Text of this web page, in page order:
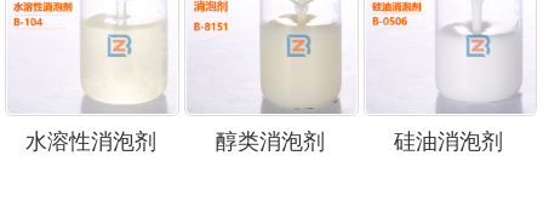
水溶性消泡剂 醇类消泡剂 硅油消泡剂